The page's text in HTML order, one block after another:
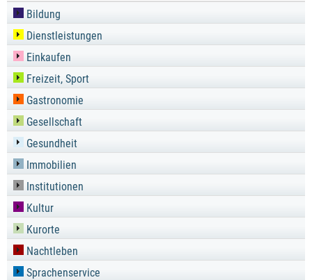
Bildung
Dienstleistungen
Einkaufen
Freizeit, Sport
Gastronomie
Gesellschaft
Gesundheit
Immobilien
Institutionen
Kultur
Kurorte
Nachtleben
Sprachenservice